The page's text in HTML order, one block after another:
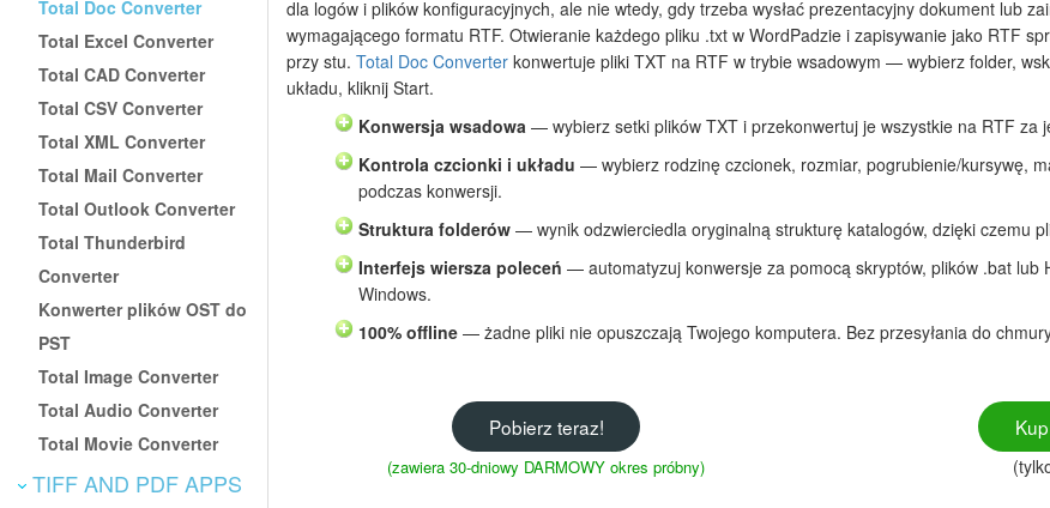
Total Doc Converter
Total Excel Converter
Total CAD Converter
Total CSV Converter
Total XML Converter
Total Mail Converter
Total Outlook Converter
Total Thunderbird
Converter
Konwerter plików OST do
PST
Total Image Converter
Total Audio Converter
Total Movie Converter
TIFF AND PDF APPS
dla logów i plików konfiguracyjnych, ale nie wtedy, gdy trzeba wysłać prezentacyjny dokument lub
wymagającego formatu RTF. Otwieranie każdego pliku .txt w WordPadzie i zapisywanie jako RTF
przy stu. Total Doc Converter konwertuje pliki TXT na RTF w trybie wsadowym — wybierz folder,
układu, kliknij Start.
Konwersja wsadowa — wybierz setki plików TXT i przekonwertuj je wszystkie na RTF za
Kontrola czcionki i układu — wybierz rodzinę czcionek, rozmiar, pogrubienie/kursywę,
podczas konwersji.
Struktura folderów — wynik odzwierciedla oryginalną strukturę katalogów, dzięki czemu
Interfejs wiersza poleceń — automatyzuj konwersje za pomocą skryptów, plików .bat lub
Windows.
100% offline — żadne pliki nie opuszczają Twojego komputera. Bez przesyłania do
Pobierz teraz!
(zawiera 30-dniowy DARMOWY okres próbny)